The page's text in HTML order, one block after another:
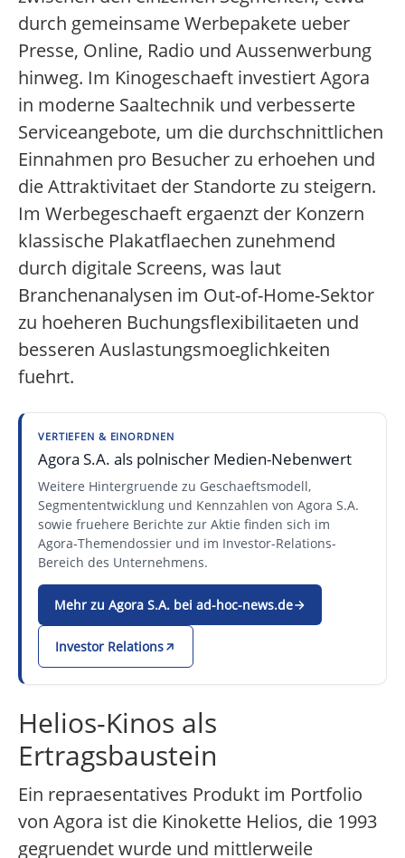
durch gemeinsame Werbepakete ueber
Presse, Online, Radio und Aussenwerbung
hinweg. Im Kinogeschaeft investiert Agora
in moderne Saaltechnik und verbesserte
Serviceangebote, um die durchschnittlichen
Einnahmen pro Besucher zu erhoehen und
die Attraktivitaet der Standorte zu steigern.
Im Werbegeschaeft ergaenzt der Konzern
klassische Plakatflaechen zunehmend
durch digitale Screens, was laut
Branchenanalysen im Out-of-Home-Sektor
zu hoeheren Buchungsflexibilitaeten und
besseren Auslastungsmoeglichkeiten
fuehrt.
VERTIEFEN & EINORDNEN
Agora S.A. als polnischer Medien-Nebenwert
Weitere Hintergruende zu Geschaeftsmodell,
Segmententwicklung und Kennzahlen von Agora S.A.
sowie fruehere Berichte zur Aktie finden sich im
Agora-Themendossier und im Investor-Relations-
Bereich des Unternehmens.
Mehr zu Agora S.A. bei ad-hoc-news.de
Investor Relations
Helios-Kinos als
Ertragsbaustein
Ein repraesentatives Produkt im Portfolio
von Agora ist die Kinokette Helios, die 1993
gegruendet wurde und mittlerweile